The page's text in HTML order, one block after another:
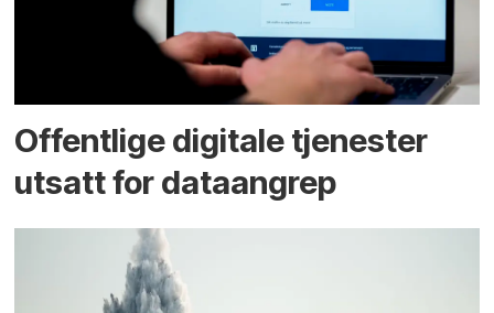
Offentlige digitale tjenester
utsatt for dataangrep